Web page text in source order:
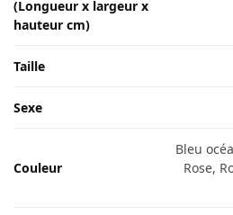
(Longueur x largeur x
hauteur cm)
Taille
Sexe
Couleur
Bleu
Rose,